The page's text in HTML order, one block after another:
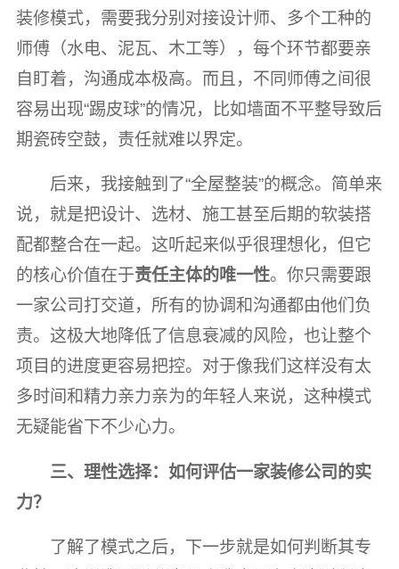
装修模式，需要我分别对接设计师、多个工种的
师傅（水电、泥瓦、木工等），每个环节都要亲
自盯着，沟通成本极高。而且，不同师傅之间很
容易出现“踢皮球”的情况，比如墙面不平整导致后
期瓷砖空鼓，责任就难以界定。
后来，我接触到了“全屋整装”的概念。简单来
说，就是把设计、选材、施工甚至后期的软装搭
配都整合在一起。这听起来似乎很理想化，但它
的核心价值在于责任主体的唯一性。你只需要跟
一家公司打交道，所有的协调和沟通都由他们负
责。这极大地降低了信息衰减的风险，也让整个
项目的进度更容易把控。对于像我们这样没有太
多时间和精力亲力亲为的年轻人来说，这种模式
无疑能省下不少心力。
三、理性选择：如何评估一家装修公司的实
力？
了解了模式之后，下一步就是如何判断其专